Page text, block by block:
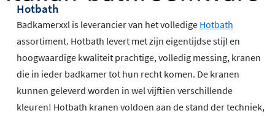
Hotbath
Badkamerxxl is leverancier van het volledige Hotbath
assortiment. Hotbath levert met zijn eigentijdse stijl en
hoogwaardige kwaliteit prachtige, volledig messing, kranen
die in ieder badkamer tot hun recht komen. De kranen
kunnen geleverd worden in wel vijftien verschillende
kleuren! Hotbath kranen voldoen aan de stand der techniek,